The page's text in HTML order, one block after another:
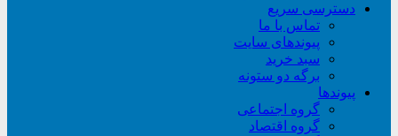
دسترسی سریع
تماس با ما
پیوندهای سایت
سبد خريد
برگه دو ستونه
پیوندها
گروه اجتماعی
گروه اقتصاد